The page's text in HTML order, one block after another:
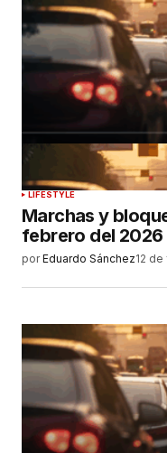
LIFESTYLE
Marchas y
febrero del 2026
por Eduardo Sánchez12